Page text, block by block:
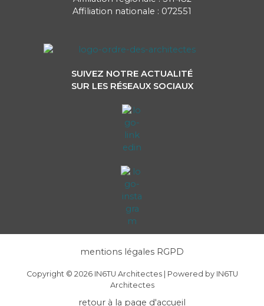
Affiliation nationale : 072551
SUIVEZ NOTRE ACTUALITÉ
SUR LES RÉSEAUX SOCIAUX
mentions légales RGPD
Copyright © 2026 IN6TU Architectes | Powered by IN6TU
Architectes
retour à la page d'accueil